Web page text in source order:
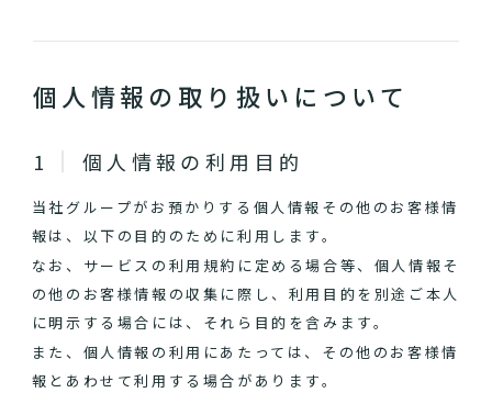
個人情報の取り扱いについて
個人情報の利用目的
当社グループがお預かりする個人情報その他のお客様情
報は、以下の目的のために利用します。
なお、サービスの利用規約に定める場合等、個人情報そ
の他のお客様情報の収集に際し、利用目的を別途ご本人
に明示する場合には、それら目的を含みます。
また、個人情報の利用にあたっては、その他のお客様情
報とあわせて利用する場合があります。